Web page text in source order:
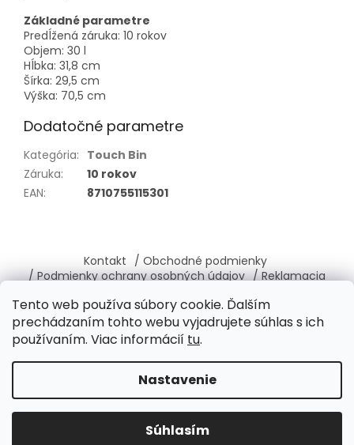
Tento web používa súbory cookie. Ďalším
prechádzaním tohto webu vyjadrujete súhlas s ich
používaním. Viac informácií tu.
Nastavenie
Súhlasím
Základné parametre
Predĺžená záruka: 10 rokov
Objem: 30 l
Hĺbka: 31,8 cm
Šírka: 29,5 cm
Výška: 70,5 cm
Dodatočné parametre
Kategória: Touch Bin
Záruka:
10 rokov
EAN: 8710755115301
p
ä
Kontakt / Obchodné podmienky
/ Podmienky ochrany osobných údajov / Reklamacia
Copyright 2026Brabantia-shop.sk. Všetky práva
vyhradené.